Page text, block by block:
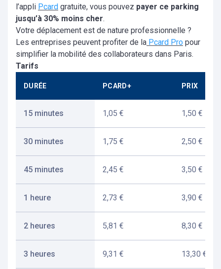
l’appli Pcard gratuite, vous pouvez payer ce parking
jusqu’à 30% moins cher.
Votre déplacement est de nature professionnelle ?
Les entreprises peuvent profiter de la Pcard Pro pour
simplifier la mobilité des collaborateurs dans Paris.
Tarifs
DURÉE PCARD+ PRIX
15 minutes 1,05 € 1,50 €
30 minutes 1,75 € 2,50 €
45 minutes 2,45 € 3,50 €
1 heure 2,73 € 3,90 €
2 heures 5,81 € 8,30 €
3 heures 9,31 € 13,30 €